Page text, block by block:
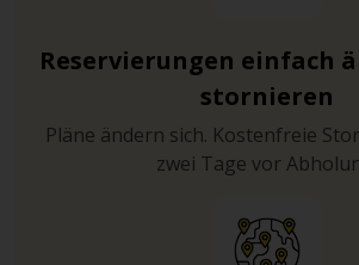
Reservierungen einfach
stornieren
Pläne ändern sich. Kostenfreie
zwei Tage vor